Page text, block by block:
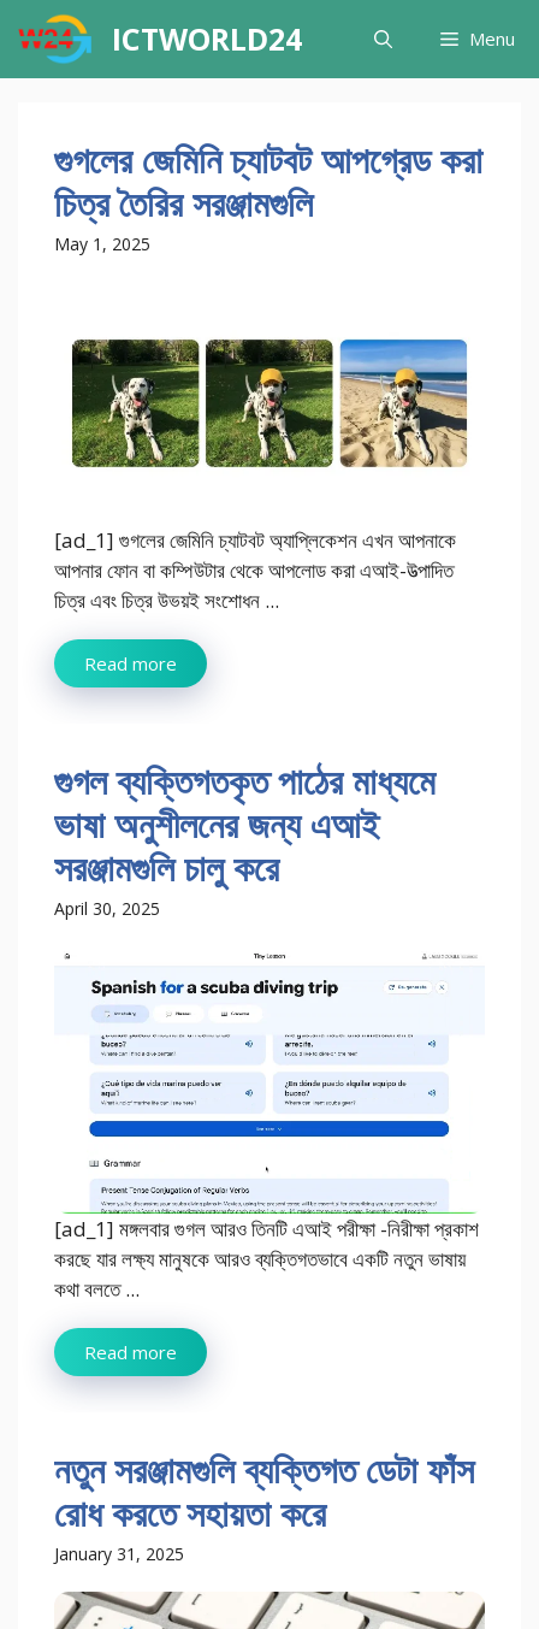
content
ICTWORLD24 Menu
গুগলের জেমিনি চ্যাটবট আপগ্রেড করা
চিত্র তৈরির সরঞ্জামগুলি
May 1, 2025
[ad_1] গুগলের জেমিনি চ্যাটবট অ্যাপ্লিকেশন এখন আপনাকে
আপনার ফোন বা কম্পিউটার থেকে আপলোড করা এআই-উত্পাদিত
চিত্র এবং চিত্র উভয়ই সংশোধন ...
Read more
গুগল ব্যক্তিগতকৃত পাঠের মাধ্যমে
ভাষা অনুশীলনের জন্য এআই
সরঞ্জামগুলি চালু করে
April 30, 2025
[ad_1] মঙ্গলবার গুগল আরও তিনটি এআই পরীক্ষা -নিরীক্ষা প্রকাশ
করছে যার লক্ষ্য মানুষকে আরও ব্যক্তিগতভাবে একটি নতুন ভাষায়
কথা বলতে ...
Read more
নতুন সরঞ্জামগুলি ব্যক্তিগত ডেটা ফাঁস
রোধ করতে সহায়তা করে
January 31, 2025